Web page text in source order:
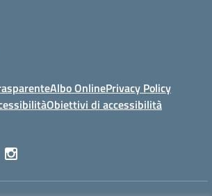
Albo OnlinePrivacy Policy
Obiettivi di accessibilità